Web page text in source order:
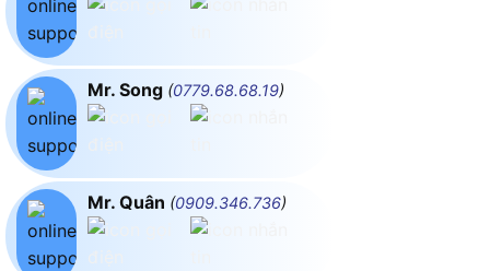
Mr. Song (0779.68.68.19)
Mr. Quân (0909.346.736)